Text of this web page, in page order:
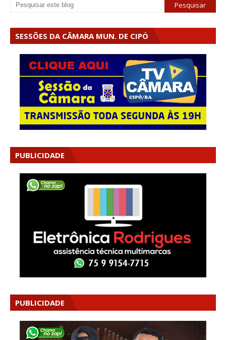
SESSÕES DA CÂMARA MUN. DE CIPÓ
PUBLICIDADE
PUBLICIDADE